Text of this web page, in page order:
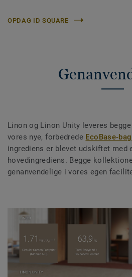
OPDAG ID SQUARE
Linon og Linon Unity leveres
vores nye, forbedrede EcoBase-
ingrediens er blevet udskiftet med
hovedingrediens. Begge
genanvendelige i vores egen